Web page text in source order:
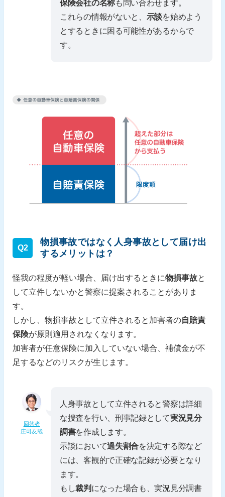
保険会社の名称も問い合わせます。
これらの情報がないと、 示談を始めよう
とするときに困る可能性があるからで
す。
Q2
物損事故ではなく人身事故として届け出
するメリットは？
怪我の程度が軽い場合、届け出するときに物損事故と
して立件しないかと警察に提案されることがありま
す。
しかし、物損事故として立件されると加害者の自賠責
保険が原則適用されなくなります。
加害者が任意保険に加入していない場合、補償金が不
足するなどのリスクが生じます。
回答者
庄司友哉
人身事故として立件されると警察は詳細
な捜査を行い、刑事記録として実況見分
調書を作成します。
示談において過失割合を決定する際など
には、客観的で正確な記録が必要となり
ます。
もし裁判 になった場合も、実況見分調書